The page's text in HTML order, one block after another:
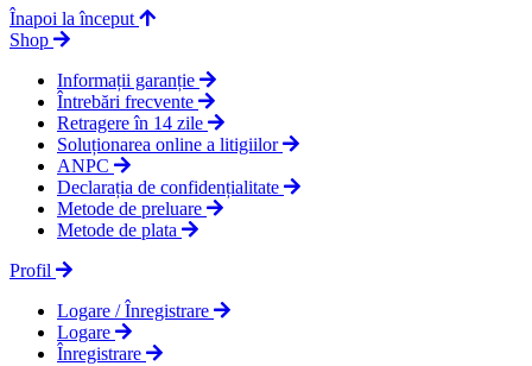
Înapoi la început
Shop
Informații garanție
Întrebări frecvente
Retragere în 14 zile
Soluționarea online a litigiilor
ANPC
Declarația de confidențialitate
Metode de preluare
Metode de plata
Profil
Logare / Înregistrare
Logare
Înregistrare